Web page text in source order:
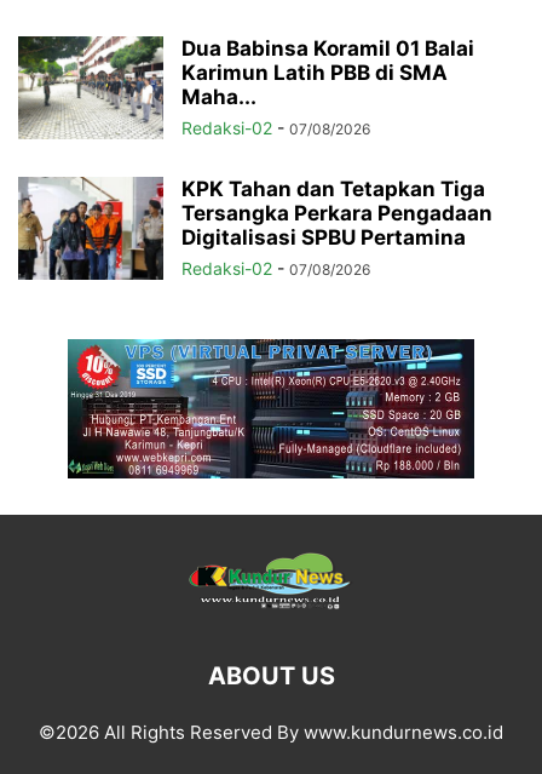
Dua Babinsa Koramil 01 Balai
Karimun Latih PBB di SMA
Maha...
Redaksi-02 - 07/08/2026
KPK Tahan dan Tetapkan Tiga
Tersangka Perkara Pengadaan
Digitalisasi SPBU Pertamina
Redaksi-02 - 07/08/2026
ABOUT US
©2026 All Rights Reserved By www.kundurnews.co.id